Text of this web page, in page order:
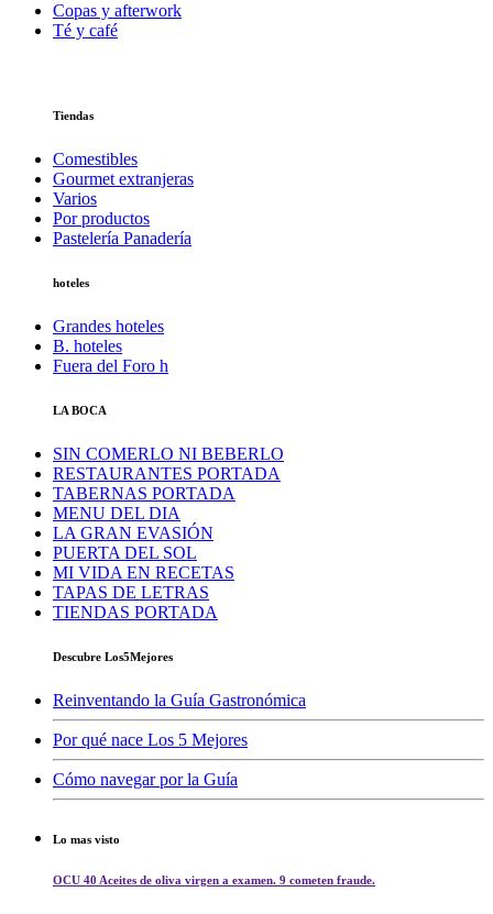
Copas y afterwork
Té y café
Tiendas
Comestibles
Gourmet extranjeras
Varios
Por productos
Pastelería Panadería
hoteles
Grandes hoteles
B. hoteles
Fuera del Foro h
LA BOCA
SIN COMERLO NI BEBERLO
RESTAURANTES PORTADA
TABERNAS PORTADA
MENU DEL DIA
LA GRAN EVASIÓN
PUERTA DEL SOL
MI VIDA EN RECETAS
TAPAS DE LETRAS
TIENDAS PORTADA
Descubre Los5Mejores
Reinventando la Guía Gastronómica
Por qué nace Los 5 Mejores
Cómo navegar por la Guía
Lo mas visto
OCU 40 Aceites de oliva virgen a examen. 9 cometen fraude.